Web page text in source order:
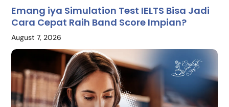
Emang iya Simulation Test IELTS Bisa Jadi
Cara Cepat Raih Band Score Impian?
August 7, 2026